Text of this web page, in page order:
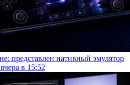
представлен нативный эмулятор
вчера в 15:52